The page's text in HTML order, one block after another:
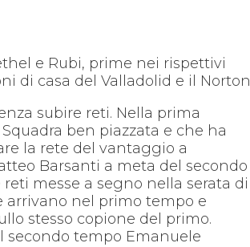
e Rubi, prime nei rispettivi
di casa del Valladolid e il Norton
subire reti. Nella prima
ben piazzata e che ha
la rete del vantaggio a
Barsanti a meta del secondo
messe a segno nella serata di
arrivano nel primo tempo e
stesso copione del primo.
secondo tempo Emanuele